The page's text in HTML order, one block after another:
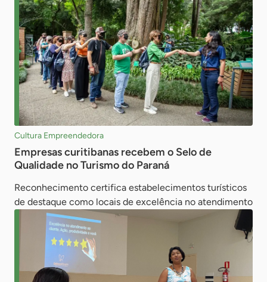
Cultura Empreendedora
Empresas curitibanas recebem o Selo de
Qualidade no Turismo do Paraná
Reconhecimento certifica estabelecimentos turísticos
de destaque como locais de excelência no atendimento